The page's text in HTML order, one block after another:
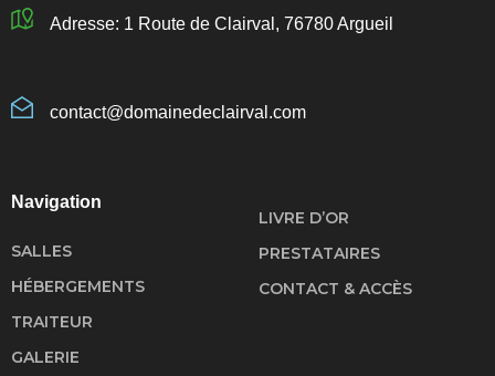
Adresse: 1 Route de Clairval, 76780 Argueil
contact@domainedeclairval.com
Navigation
SALLES
HÉBERGEMENTS
TRAITEUR
GALERIE
LIVRE D’OR
PRESTATAIRES
CONTACT & ACCÈS